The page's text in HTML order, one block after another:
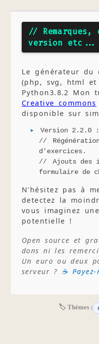
// Remarques,
version etc...
Le générateur du
(php, svg, html
Python3.8.2 Mon
Creative commons
disponible sur
Version 2.2.0 :
d'exercices.
Ajouts des
formulaire de
N'hésitez pas à
detectez la
vous imaginez
potentielle !
Open source et
dons ni les
Un euro ou deux
serveur ? ☕
🏷 Thèmes :